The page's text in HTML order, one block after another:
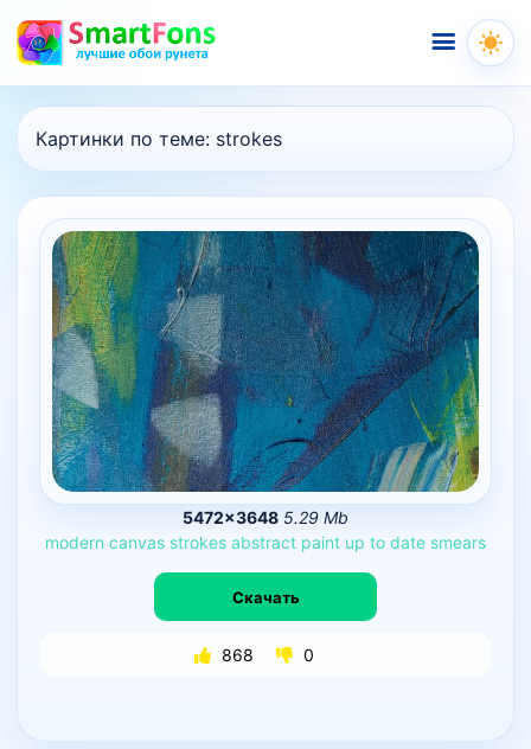
Меню
Картинки по теме: strokes
5472×3648 5.29 Mb
modern canvas strokes abstract paint up to date smears
Скачать
868 0